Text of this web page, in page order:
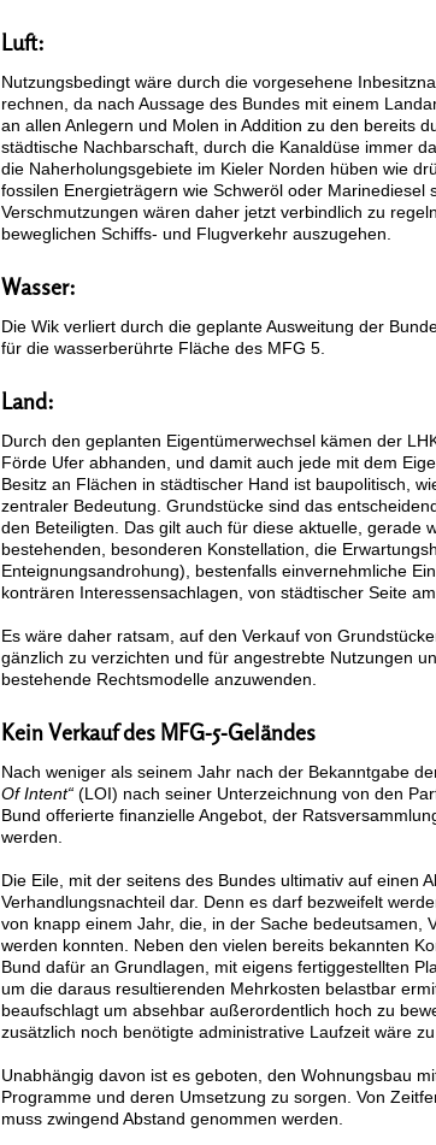
Luft:
Nutzungsbedingt wäre durch die vorgesehene
rechnen, da nach Aussage des Bundes mit einem
an allen Anlegern und Molen in Addition zu den bereits
städtische Nachbarschaft, durch die Kanaldüse immer
die Naherholungsgebiete im Kieler Norden hüben wie
fossilen Energieträgern wie Schweröl oder
Verschmutzungen wären daher jetzt verbindlich zu
beweglichen Schiffs- und Flugverkehr auszugehen.
Wasser:
Die Wik verliert durch die geplante Ausweitung der
für die wasserberührte Fläche des MFG 5.
Land:
Durch den geplanten Eigentümerwechsel kämen der
Förde Ufer abhanden, und damit auch jede mit dem
Besitz an Flächen in städtischer Hand ist baupolitisch,
zentraler Bedeutung. Grundstücke sind das
den Beteiligten. Das gilt auch für diese aktuelle, gerade
bestehenden, besonderen Konstellation, die
Enteignungsandrohung), bestenfalls einvernehmliche
konträren Interessensachlagen, von städtischer Seite
Es wäre daher ratsam, auf den Verkauf von
gänzlich zu verzichten und für angestrebte Nutzungen
bestehende Rechtsmodelle anzuwenden.
Kein Verkauf des MFG-5-Geländes
Nach weniger als seinem Jahr nach der Bekanntgabe
Of Intent“(LOI) nach seiner Unterzeichnung von den
Bund offerierte finanzielle Angebot, der
werden.
Die Eile, mit der seitens des Bundes ultimativ auf einen
Verhandlungsnachteil dar. Denn es darf bezweifelt
von knapp einem Jahr, die, in der Sache bedeutsamen,
werden konnten. Neben den vielen bereits bekannten
Bund dafür an Grundlagen, mit eigens fertiggestellten
um die daraus resultierenden Mehrkosten belastbar
beaufschlagt um absehbar außerordentlich hoch zu
zusätzlich noch benötigte administrative Laufzeit wäre zu
Unabhängig davon ist es geboten, den Wohnungsbau
Programme und deren Umsetzung zu sorgen. Von
muss zwingend Abstand genommen werden.